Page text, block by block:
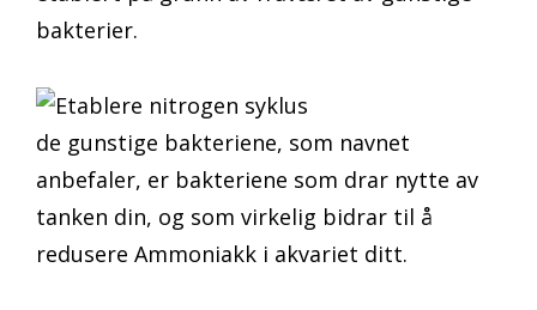
bakterier.
de gunstige bakteriene, som navnet
anbefaler, er bakteriene som drar nytte av
tanken din, og som virkelig bidrar til å
redusere Ammoniakk i akvariet ditt.